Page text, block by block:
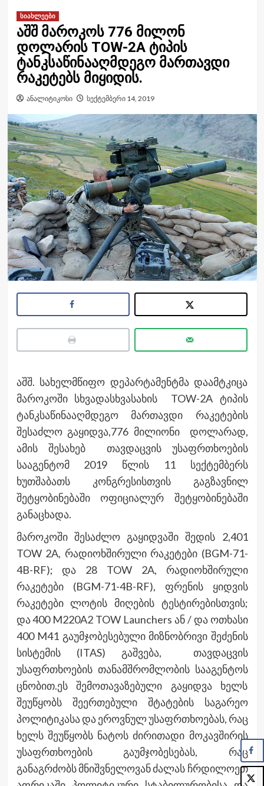
სიახლეები
აშშ მაროკოს 776 მილონ
დოლარის TOW-2A ტიპის
ტანკსაწინააღმდეგო მართავდი
რაკეტებს მიყიდის.
ანალიტიკოსი სექტემბერი 14, 2019
აშშ. სახელმწიფო დეპარტამენტმა დაამტკიცა
მაროკოში სხვადასხვასახის TOW-2A ტიპის
ტანკსაწინააღმდეგო მართავდი რაკეტების
შესაძლო გაყიდვა,776 მილიონი დოლარად,
ამის შესახებ თავდაცვის უსაფრთხოების
სააგენტომ 2019 წლის 11 სექტემბერს
ხუთშაბათს კონგრესისთვის გაგზავნილ
შეტყობინებაში ოფიციალურ შეტყობინებაში
განაცხადა.
მაროკოში შესაძლო გაყიდვაში შედის 2,401
TOW 2A, რადიოხშირული რაკეტები (BGM-71-
4B-RF); და 28 TOW 2A, რადიოხშირული
რაკეტები (BGM-71-4B-RF), ფრენის ყიდვის
რაკეტები ლოტის მიღების ტესტირებისთვის;
და 400 M220A2 TOW Launchers ან / და ოთხასი
400 M41 გაუმჯობესებული მიზნობრივი შეძენის
სისტემის (ITAS) გაშვება, თავდაცვის
უსაფრთხოების თანამშრომლობის სააგენტოს
ცნობით.ეს შემოთავაზებული გაყიდვა ხელს
შეუწყობს შეერთებული შტატების საგარეო
პოლიტიკასა და ეროვნულ უსაფრთხოებას, რაც
ხელს შეუწყობს ნატოს ძირითადი მოკავშირის
უსაფრთხოების გაუმჯობესებას, რაც
განაგრძობს მნიშვნელოვან ძალას ჩრდილოეთ